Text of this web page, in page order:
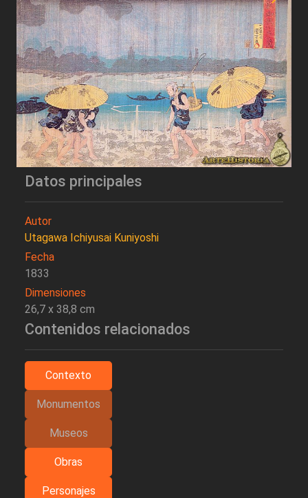
Datos principales
Autor
Utagawa Ichiyusai Kuniyoshi
Fecha
1833
Dimensiones
26,7 x 38,8 cm
Contenidos relacionados
Contexto
Monumentos
Museos
Obras
Personajes